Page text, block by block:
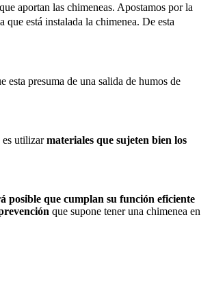
aportan las chimeneas. Apostamos por la
está instalada la chimenea. De esta
esta presuma de una salida de humos de
es utilizarmateriales que sujeten bien los
posible que cumplan su función eficiente
que supone tener una chimenea en